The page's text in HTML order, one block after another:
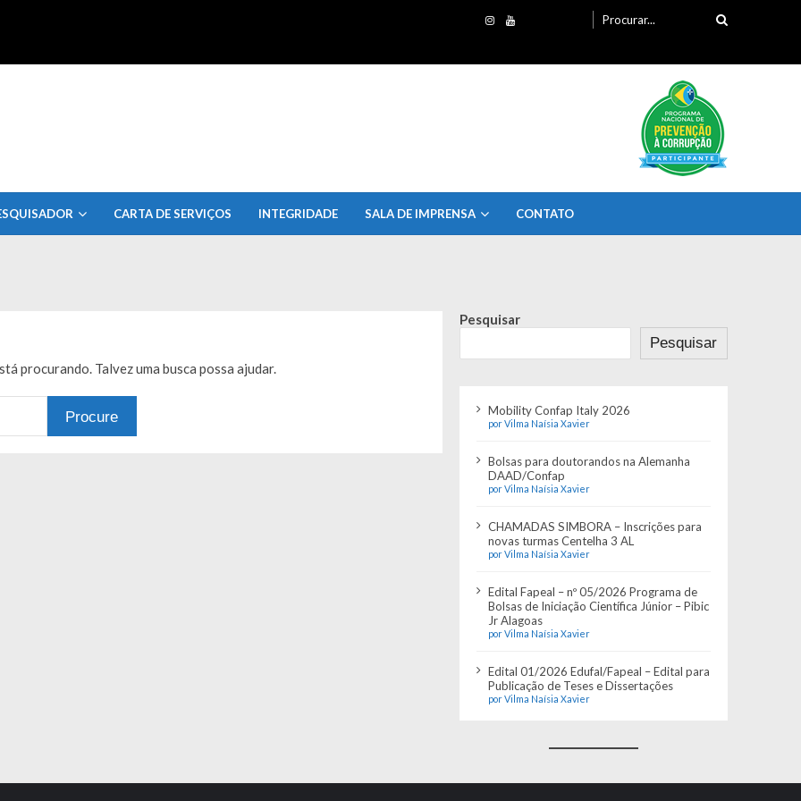
por:
CARTA DE SERVIÇOS INTEGRIDADE SALA DE IMPRENSA CONTATO
procurando. Talvez uma busca possa ajudar.
Pesquisar
Pesquisar
Mobility Confap Italy 2026
por Vilma Naísia Xavier
Bolsas para doutorandos na Alemanha
DAAD/Confap
por Vilma Naísia Xavier
CHAMADAS SIMBORA – Inscrições para
novas turmas Centelha 3 AL
por Vilma Naísia Xavier
Edital Fapeal – nº 05/2026 Programa de
Bolsas de Iniciação Científica Júnior – Pibic
Jr Alagoas
por Vilma Naísia Xavier
Edital 01/2026 Edufal/Fapeal – Edital para
Publicação de Teses e Dissertações
por Vilma Naísia Xavier